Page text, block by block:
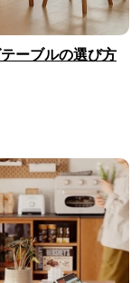
ーブルの選び方